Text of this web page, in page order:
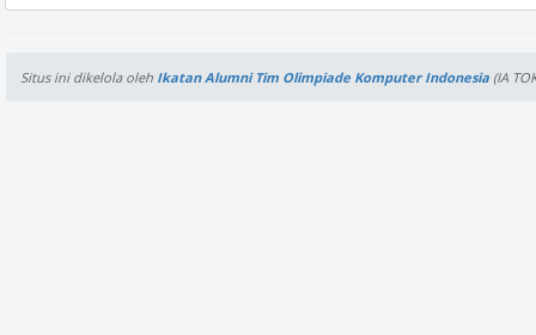
Situs ini dikelola oleh Ikatan Alumni Tim Olimpiade Komputer Indonesia (IA